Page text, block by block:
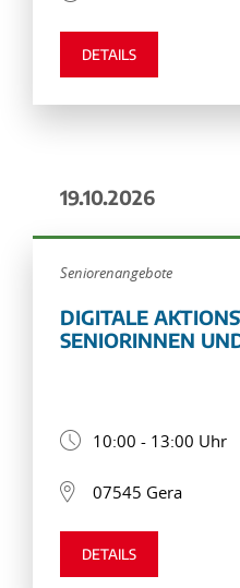
DETAILS
19.10.2026
Seniorenangebote
DIGITALE
SENIORINNEN
10:00 - 13:00 Uhr
07545 Gera
DETAILS